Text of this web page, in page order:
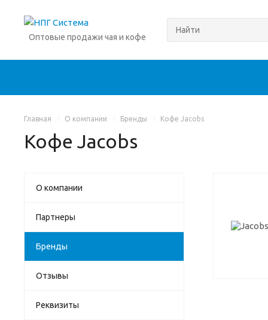
Оптовые продажи чая и кофе
Главная О компании Бренды Кофе Jacobs
Кофе Jacobs
О компании
Партнеры
Бренды
Отзывы
Реквизиты